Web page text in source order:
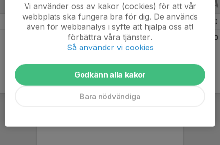
ALLA SERIER ALLA ÅR
Säsongen 25/26 15 0 0
0
Vi använder oss av kakor (cookies) för att vår
webbplats ska fungera bra för dig. De används
även för webbanalys i syfte att hjälpa oss att
förbättra våra tjänster.
Så använder vi cookies
Godkänn alla kakor
Bara nödvändiga